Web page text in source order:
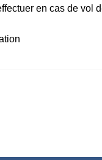
en cas de vol